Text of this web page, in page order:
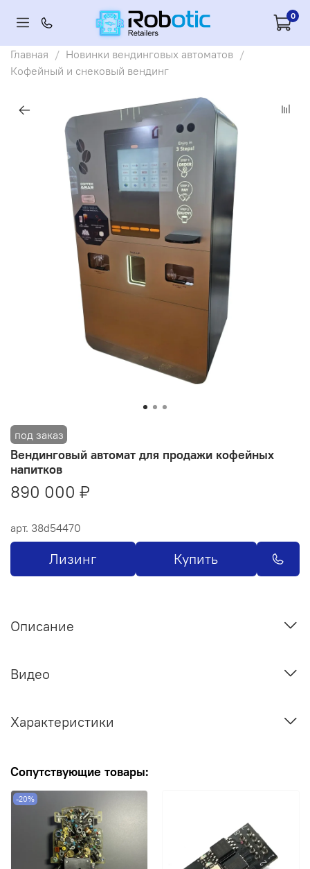
0
Главная
Новинки вендинговых автоматов
Кофейный и снековый вендинг
арт. 38d54470
Вендинговый автомат для продажи кофейных
напитков
890 000 ₽
Лизинг Купить
Описание
Видео
Характеристики
Сопутствующие товары:
-20%